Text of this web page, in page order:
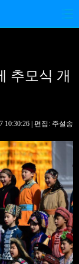
포토
추모식 개
10:30:26 | 편집: 주설송